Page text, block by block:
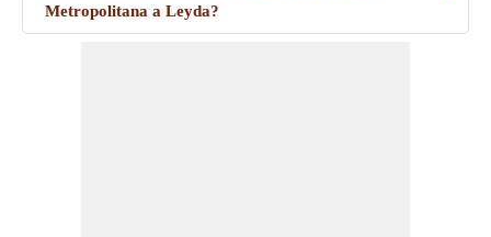
Metropolitana a Leyda?